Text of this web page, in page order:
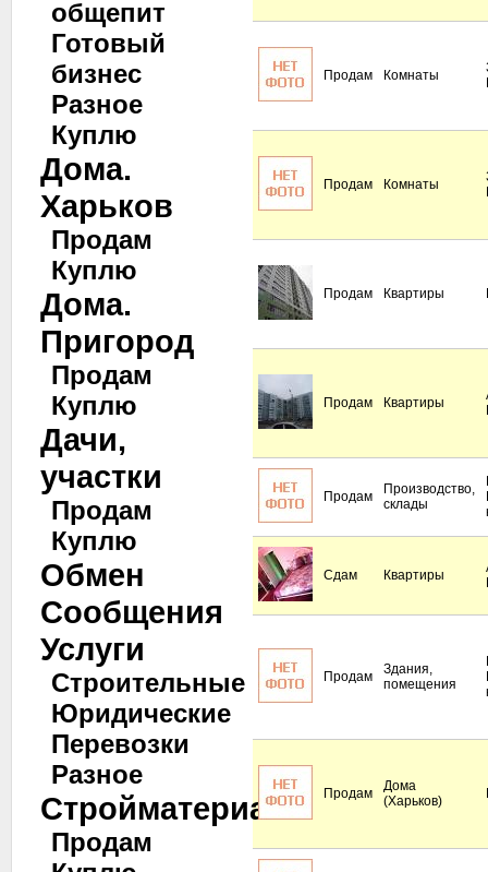
общепит
Готовый
бизнес
Разное
Куплю
Дома.
Харьков
Продам
Куплю
Дома.
Пригород
Продам
Куплю
Дачи,
участки
Продам
Куплю
Обмен
Сообщения
Услуги
Строительные
Юридические
Перевозки
Разное
Стройматериалы
Продам
Продам Комнаты
Продам Комнаты
Продам Квартиры
Продам Квартиры
Продам
Производство,
склады
Сдам Квартиры
Продам
Здания,
помещения
Продам
Дома
(Харьков)